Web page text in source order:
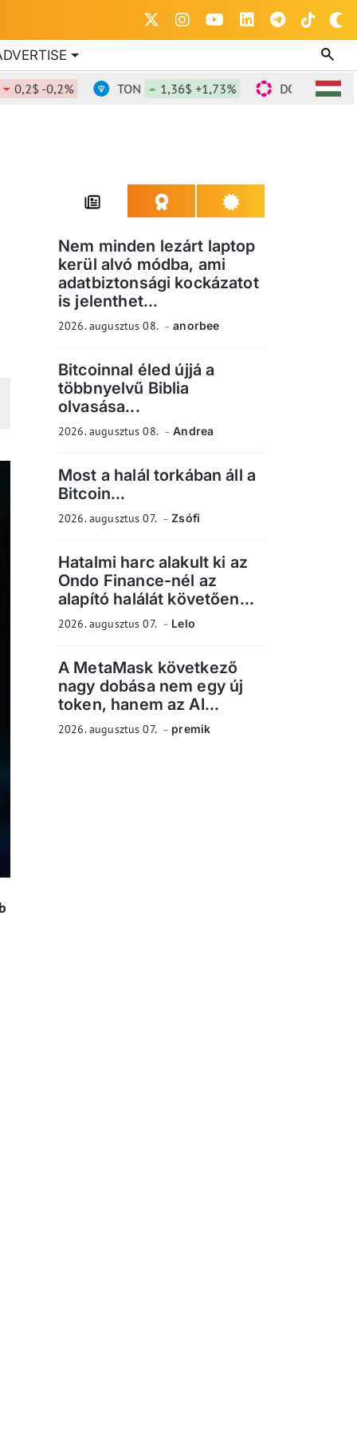
-0,2% TON 1,36$ +1,73% DOT 0,817$
Nem minden lezárt laptop
kerül alvó módba, ami
adatbiztonsági kockázatot
is jelenthet...
2026. augusztus 08. anorbee
Bitcoinnal éled újjá a
többnyelvű Biblia
olvasása...
2026. augusztus 08. Andrea
Most a halál torkában áll a
Bitcoin...
2026. augusztus 07. Zsófi
Hatalmi harc alakult ki az
Ondo Finance-nél az
alapító halálát követően...
2026. augusztus 07. Lelo
A MetaMask következő
nagy dobása nem egy új
token, hanem az AI...
2026. augusztus 07. premik